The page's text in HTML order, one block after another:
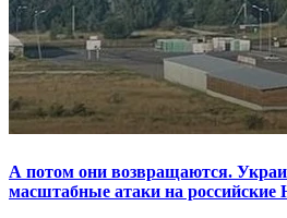
А потом они возвращаются.
масштабные атаки на российские